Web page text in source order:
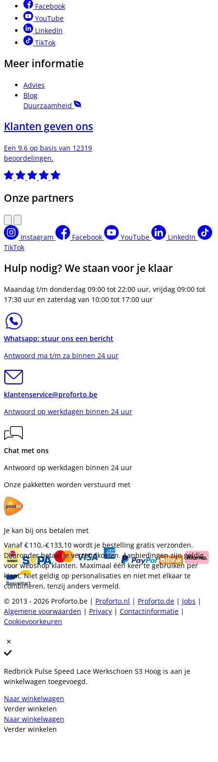
Facebook
YouTube
LinkedIn
TikTok
Meer informatie
Advies
Blog
Duurzaamheid
Klanten geven ons
Een 9.6 op basis van 12319
beoordelingen.
Onze partners
Instagram Facebook YouTube
LinkedIn
TikTok
Hulp nodig? We staan voor je klaar
Maandag t/m donderdag 09:00 tot 22:00 uur, vrijdag 09:00 tot
17:30 uur en zaterdag van 10:00 tot 17:00 uur
Whatsapp: stuur ons een bericht
Antwoord ma t/m za binnen 24 uur
klantenservice@proforto.be
Antwoord op werkdagen binnen 24 uur
Chat met ons
Antwoord op werkdagen binnen 24 uur
Onze pakketten worden verstuurd met
Je kan bij ons betalen met
Vanaf€ 110,-€ 133,10 wordt je bestelling gratis verzonden.
Daaronder betaal je verzendkosten. Aanbiedingen zijn geldig
voor webshop klanten. Maximaal één keer te gebruiken per
klant. Niet geldig op personalisaties en niet met elkaar te
combineren, tenzij anders vermeld.
© 2013 - 2026 Proforto.be | Proforto.nl | Proforto.de | Jobs |
Algemene voorwaarden | Privacy | Contactinformatie |
Cookievoorkeuren
Redbrick Pulse Speed Lace Werkschoen S3 Hoog is aan je
winkelwagen toegevoegd.
Naar winkelwagen
Verder winkelen
Naar winkelwagen
Verder winkelen